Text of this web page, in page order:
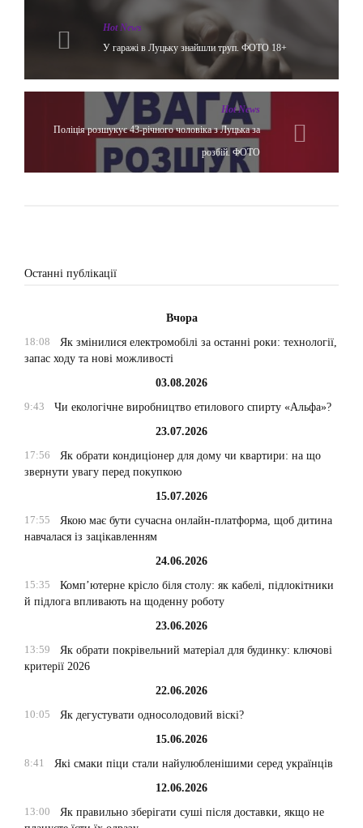
Hot News
У гаражі в Луцьку знайшли труп. ФОТО 18+
Hot News
Поліція розшукує 43-річного чоловіка з Луцька за
розбій. ФОТО
Останні публікації
Вчора
18:08
Як змінилися електромобілі за останні роки: технології,
запас ходу та нові можливості
03.08.2026
9:43
Чи екологічне виробництво етилового спирту «Альфа»?
23.07.2026
17:56
Як обрати кондиціонер для дому чи квартири: на що
звернути увагу перед покупкою
15.07.2026
17:55
Якою має бути сучасна онлайн-платформа, щоб дитина
навчалася із зацікавленням
24.06.2026
15:35
Комп’ютерне крісло біля столу: як кабелі, підлокітники
й підлога впливають на щоденну роботу
23.06.2026
13:59
Як обрати покрівельний матеріал для будинку: ключові
критерії 2026
22.06.2026
10:05
Як дегустувати односолодовий віскі?
15.06.2026
8:41
Які смаки піци стали найулюбленішими серед українців
12.06.2026
13:00
Як правильно зберігати суші після доставки, якщо не